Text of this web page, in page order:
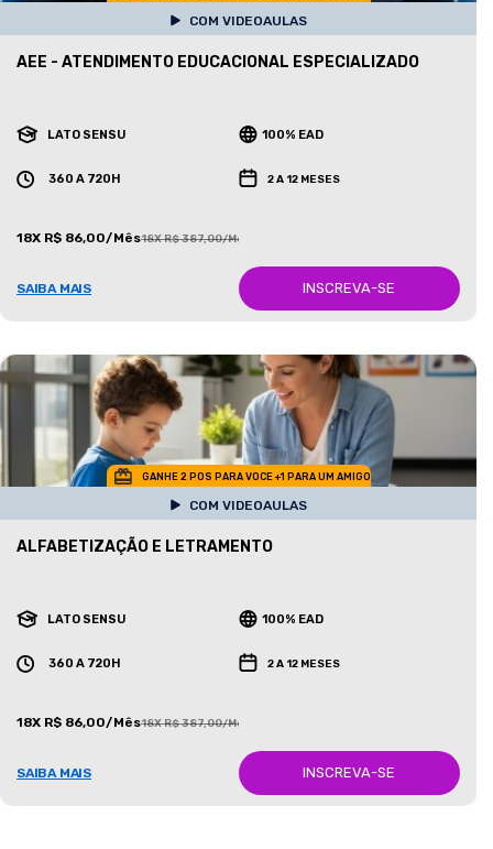
COM VIDEOAULAS
AEE - ATENDIMENTO EDUCACIONAL ESPECIALIZADO
LATO SENSU 100% EAD
360 A 720H 2 A 12 MESES
18X R$ 86,00/Mês18X R$ 387,00/Mês
SAIBA MAIS INSCREVA-SE
GANHE 2 POS PARA VOCE +1 PARA UM AMIGO
COM VIDEOAULAS
ALFABETIZAÇÃO E LETRAMENTO
LATO SENSU 100% EAD
360 A 720H 2 A 12 MESES
18X R$ 86,00/Mês18X R$ 387,00/Mês
SAIBA MAIS INSCREVA-SE